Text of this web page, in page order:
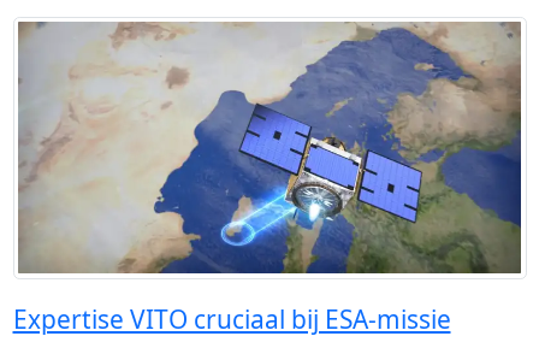
Expertise VITO cruciaal bij ESA-missie